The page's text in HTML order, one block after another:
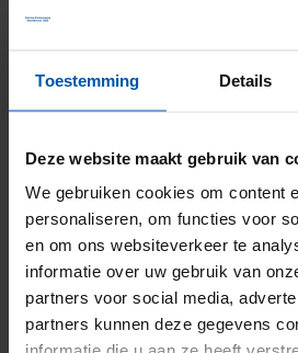
Toestemming Details
Deze website maakt gebruik van
We gebruiken cookies om content
personaliseren, om functies voor
en om ons websiteverkeer te
informatie over uw gebruik van
partners voor social media,
partners kunnen deze gegevens
Bedankt
Bedankt
Bedankt voor het invullen van het
van ons het gratis advies. Zijn er
gerust contact met ons op.
Bel:(0521) 589 011
Stuur een e-mail:info@onderlinge-